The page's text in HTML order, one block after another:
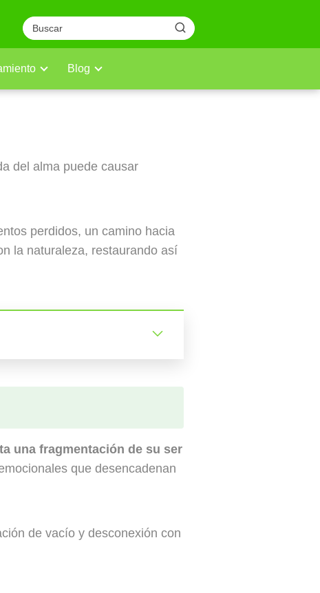
Blog
del alma puede causar
perdidos, un camino hacia
la naturaleza, restaurando así
una fragmentación de su ser
que desencadenan
de vacío y desconexión con